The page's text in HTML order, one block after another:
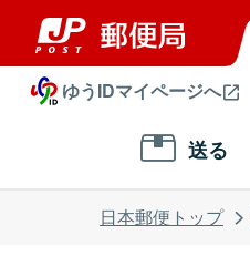
ゆうIDマイページへ
送る
日本郵便トップ